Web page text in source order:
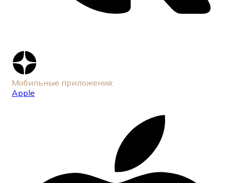
Мобильные приложения:
Apple